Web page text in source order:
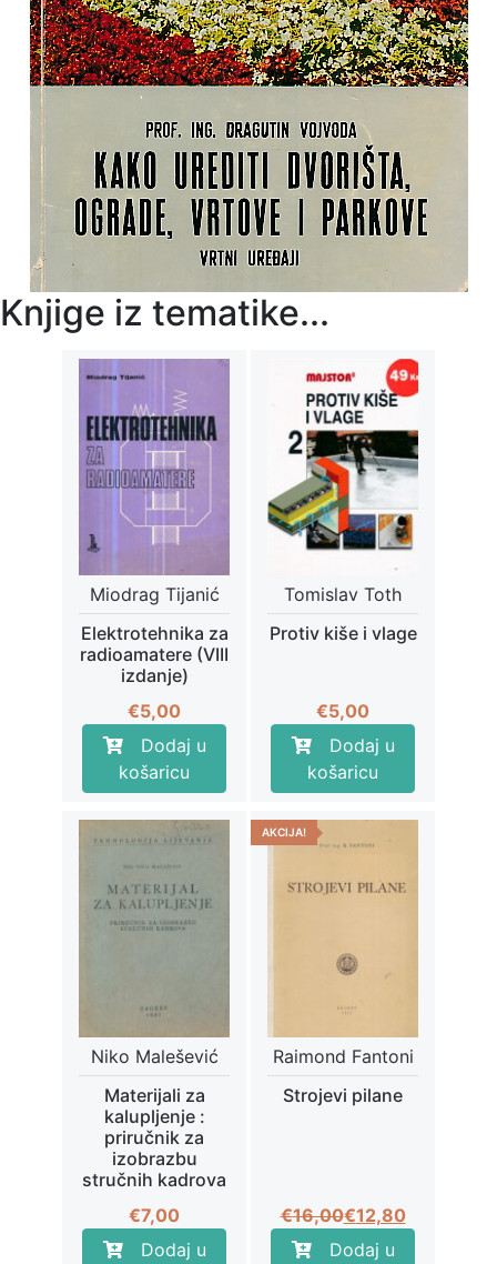
Knjige iz tematike...
Miodrag Tijanić
Elektrotehnika za
radioamatere (VIII
izdanje)
€5,00
Dodaj u
košaricu
Tomislav Toth
Protiv kiše i vlage
€5,00
Dodaj u
košaricu
Niko Malešević
Materijali za
kalupljenje :
priručnik za
izobrazbu
stručnih kadrova
€7,00
Dodaj u
AKCIJA!
Raimond Fantoni
Strojevi pilane
€16,00Izvorna
cijena
€12,80
Trenutna
cijena
Dodaj u